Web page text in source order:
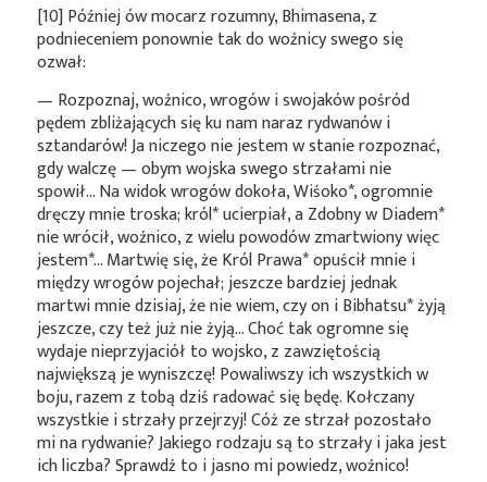
[10] Później ów mocarz rozumny, Bhimasena, z
podnieceniem ponownie tak do woźnicy swego się
ozwał:
— Rozpoznaj, woźnico, wrogów i swojaków pośród
pędem zbliżających się ku nam naraz rydwanów i
sztandarów! Ja niczego nie jestem w stanie rozpoznać,
gdy walczę — obym wojska swego strzałami nie
spowił… Na widok wrogów dokoła,Wiśoko*, ogromnie
dręczy mnie troska;król*ucierpiał, a Zdobny wDiadem*
nie wrócił, woźnico, z wielu powodów zmartwiony więc
jestem*… Martwię się, że KrólPrawa*opuścił mnie i
między wrogów pojechał; jeszcze bardziej jednak
martwi mnie dzisiaj, że nie wiem, czy on iBibhatsu*żyją
jeszcze, czy też już nie żyją… Choć tak ogromne się
wydaje nieprzyjaciół to wojsko, z zawziętością
największą je wyniszczę! Powaliwszy ich wszystkich w
boju, razem z tobą dziś radować się będę. Kołczany
wszystkie i strzały przejrzyj! Cóż ze strzał pozostało
mi na rydwanie? Jakiego rodzaju są to strzały i jaka jest
ich liczba? Sprawdź to i jasno mi powiedz, woźnico!